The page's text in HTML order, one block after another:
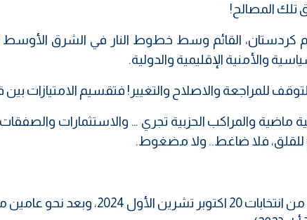
تلك المصالح!
كردستان، القائم وسط خطوط النار في الشرق الأوسط
والأمنية الإقليمية والدولية.
للمراجعة والاصلاح والتغيير! فتقسيم الامتيازات بين
ماضية والمراكب الحزبية تجري … والاستثمارات
فلا ضاغط.. ولا مضغوط.
بعد ستة أشهر، من انتخابات 20